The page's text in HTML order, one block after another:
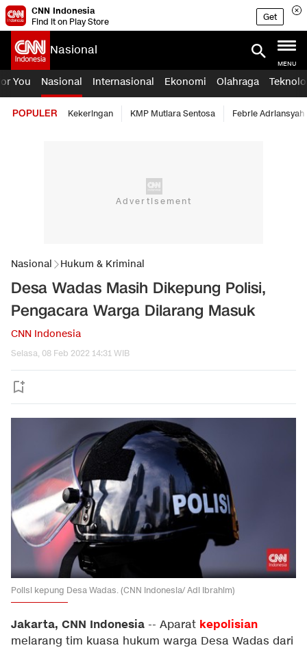
CNN Indonesia
Find it on Play Store
Get
Nasional
MENU
You Nasional Internasional Ekonomi Olahraga
POPULER Kekeringan KMP Mutiara Sentosa Febrie Adriansyah
Nasional Hukum & Kriminal
Desa Wadas Masih Dikepung Polisi,
Pengacara Warga Dilarang Masuk
CNN Indonesia
Selasa, 08 Feb 2022 14:31 WIB
Polisi kepung Desa Wadas. (CNN Indonesia/ Adi Ibrahim)
Jakarta, CNN Indonesia -- Aparat kepolisian
melarang tim kuasa hukum warga Desa Wadas dari